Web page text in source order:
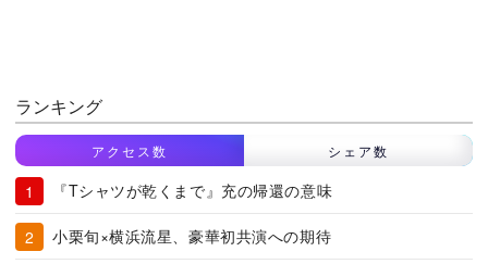
ランキング
アクセス数 シェア数
『Tシャツが乾くまで』充の帰還の意味
小栗旬×横浜流星、豪華初共演への期待